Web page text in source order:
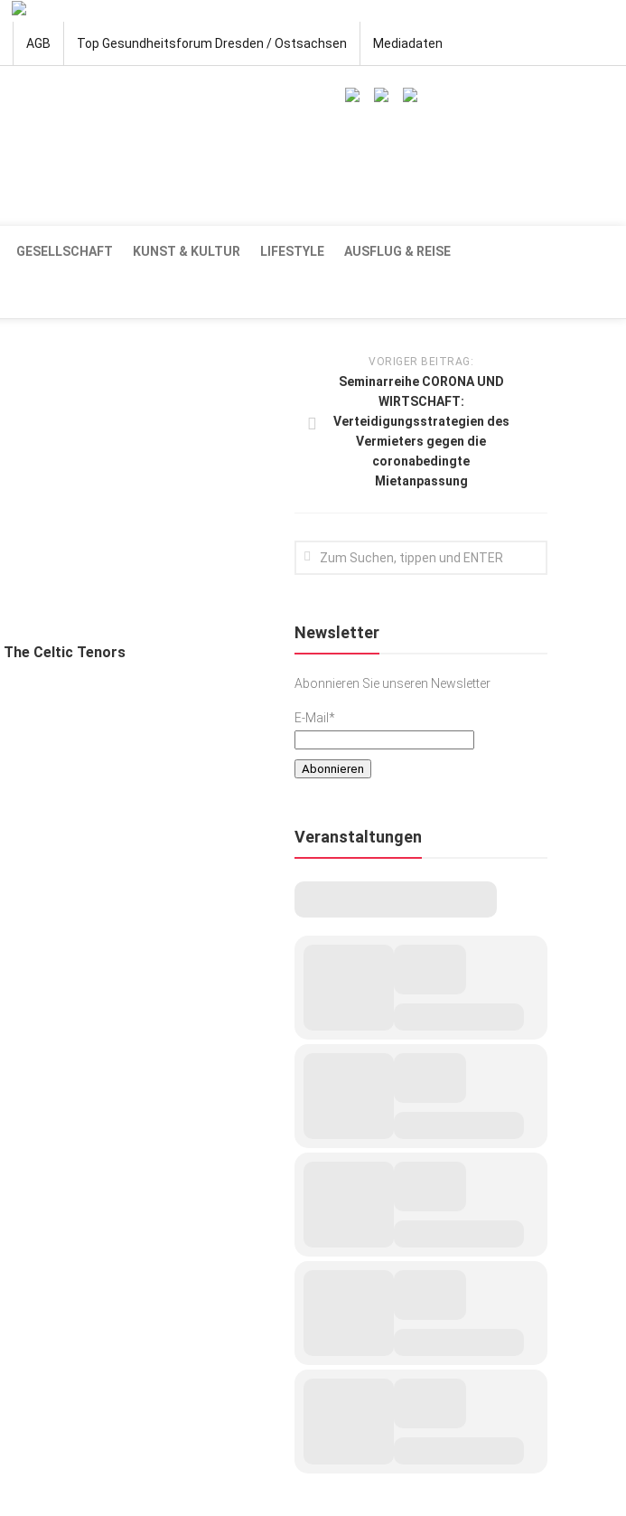
AGB Top Gesundheitsforum Dresden / Ostsachsen Mediadaten
GESELLSCHAFT KUNST & KULTUR LIFESTYLE AUSFLUG & REISE
The Celtic Tenors
VORIGER BEITRAG:
Seminarreihe CORONA UND
WIRTSCHAFT:
Verteidigungsstrategien des
Vermieters gegen die
coronabedingte
Mietanpassung
Newsletter
Abonnieren Sie unseren Newsletter
E-Mail*
Veranstaltungen